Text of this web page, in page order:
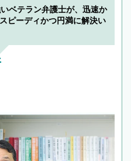
ベテラン弁護士が、迅速か
ピーディかつ円満に解決い